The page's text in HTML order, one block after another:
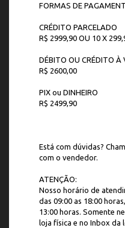
FORMAS DE
CRÉDITO PARCELADO
R$ 2999,90 OU 10 X
DÉBITO OU CRÉDITO À
R$ 2600,00
PIX ou DINHEIRO
R$ 2499,90
Está com dúvidas?
com o vendedor.
ATENÇÃO:
Nosso horário de
das 09:00 as 18:00
13:00 horas. Somente
loja física e no Inbox da